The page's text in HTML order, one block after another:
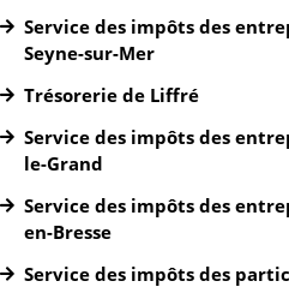
Service des impôts des
Seyne-sur-Mer
Trésorerie de Liffré
Service des impôts des
le-Grand
Service des impôts des
en-Bresse
Service des impôts des